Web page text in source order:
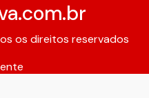
os direitos reservados